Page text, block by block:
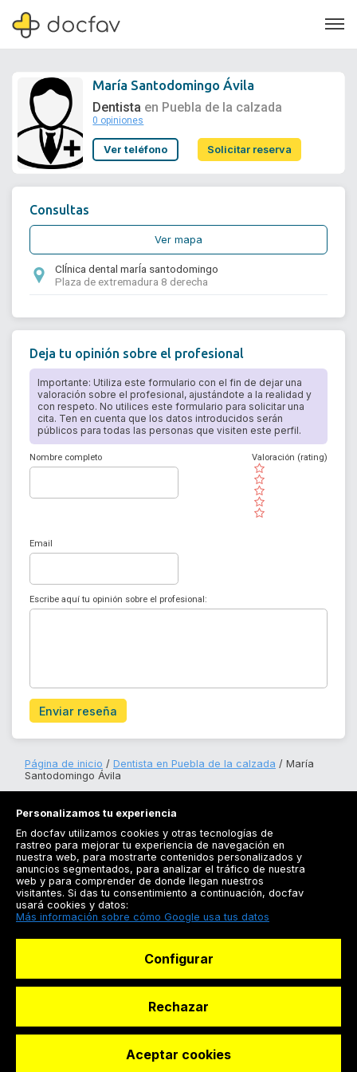
Soporte
María Santodomingo Ávila
Dentista en Puebla de la calzada
0 opiniones
Ver teléfono Solicitar reserva
Consultas
Ver mapa
ClÍnica dental marÍa santodomingo
Plaza de extremadura 8 derecha
Deja tu opinión sobre el profesional
Importante: Utiliza este formulario con el fin de dejar una
valoración sobre el profesional, ajustándote a la realidad y
con respeto. No utilices este formulario para solicitar una
cita. Ten en cuenta que los datos introducidos serán
públicos para todas las personas que visiten este perfil.
Nombre completo
( )
( )
( )
( )
( )
Valoración (rating)
Email
Escribe aquí tu opinión sobre el profesional:
Enviar reseña
Página de inicio Dentista en Puebla de la calzada
María
Santodomingo Ávila
Registrarse
Docfav
© Dashboard Technologies S.L
Personalizamos tu experiencia
En docfav utilizamos cookies y otras tecnologías de
rastreo para mejorar tu experiencia de navegación en
nuestra web, para mostrarte contenidos personalizados y
anuncios segmentados, para analizar el tráfico de nuestra
web y para comprender de donde llegan nuestros
visitantes. Si das tu consentimiento a continuación, docfav
usará cookies y datos:
Más información sobre cómo Google usa tus datos
Configurar
Rechazar
Aceptar cookies